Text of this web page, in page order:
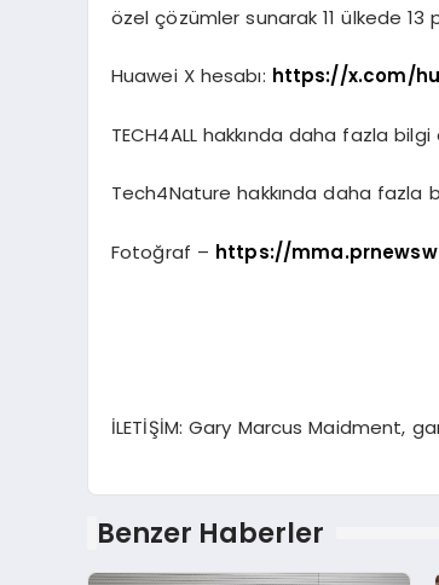
özel çözümler sunarak 11 ülkede
Huawei X hesabı: https://x.com/
TECH4ALL hakkında daha fazla bilgi
Tech4Nature hakkında daha fazla
Fotoğraf – https://
İLETİŞİM: Gary Marcus Maidment,
Benzer Haberler